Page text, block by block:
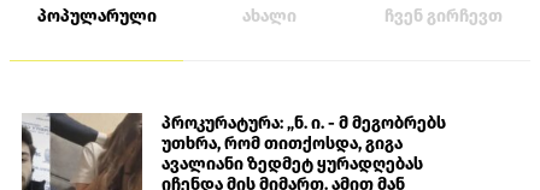
პოპულარული ახალი ჩვენ გირჩევთ
პროკურატურა: „ნ. ი. - მ მეგობრებს
უთხრა, რომ თითქოსდა, გიგა
ავალიანი ზედმეტ ყურადღებას
იჩენდა მის მიმართ. ამით მან